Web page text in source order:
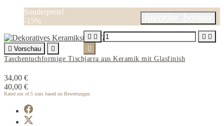
Sonderpreis!
-15%
 Vorschau

Taschentuchformige Tischjarra aus Keramik mit Glasfinish
34,00 €
40,00 €
Rated out of 5 stars based on Bewertungen
   
